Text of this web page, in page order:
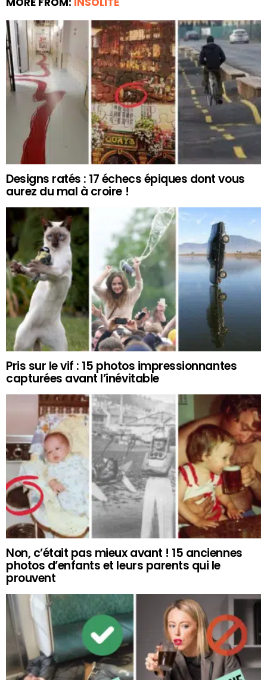
Designs ratés : 17 échecs épiques dont vous
aurez du mal à croire !
Pris sur le vif : 15 photos impressionnantes
capturées avant l’inévitable
Non, c’était pas mieux avant ! 15 anciennes
photos d’enfants et leurs parents qui le
prouvent